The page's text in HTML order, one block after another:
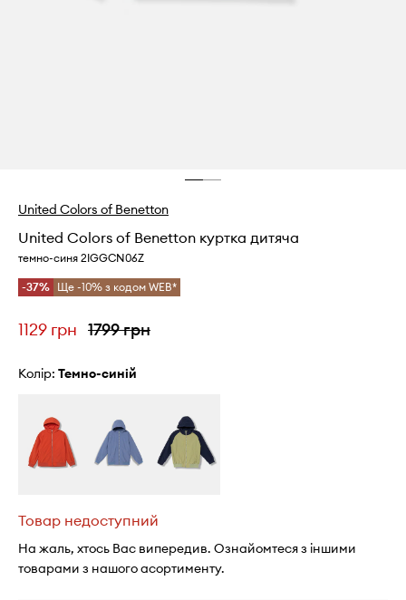
United Colors of Benetton
United Colors of Benetton куртка дитяча
темно-синя 2IGGCN06Z
-37% Ще -10% з кодом WEB*
1129 грн 1799 грн
Колір: темно-синій
Товар недоступний
На жаль, хтось Вас випередив. Ознайомтеся з іншими
товарами з нашого асортименту.